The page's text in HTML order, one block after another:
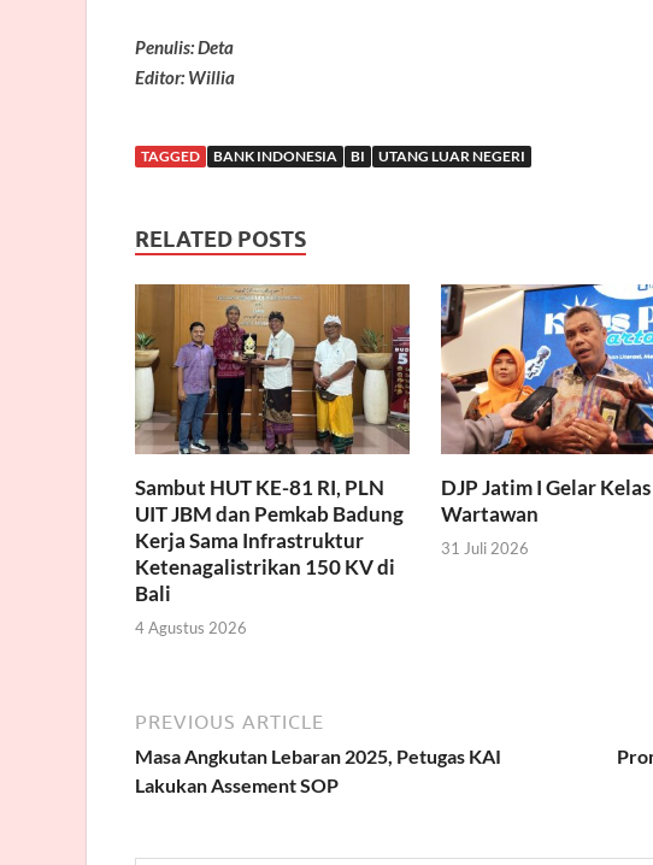
Penulis: Deta
Editor: Willia
TAGGED BANK INDONESIA BI UTANG LUAR NEGERI
RELATED POSTS
Sambut HUT KE-81 RI, PLN
UIT JBM dan Pemkab Badung
Kerja Sama Infrastruktur
Ketenagalistrikan 150 KV di
Bali
4 Agustus 2026
DJP Jatim I Gelar
Wartawan
31 Juli 2026
PREVIOUS ARTICLE
Masa Angkutan Lebaran 2025, Petugas KAI
Lakukan Assement SOP